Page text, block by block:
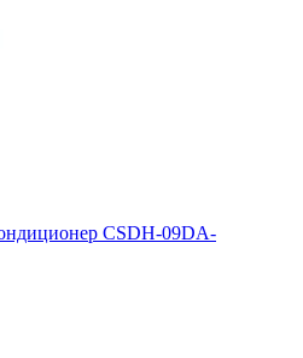
CSDH-09DA-